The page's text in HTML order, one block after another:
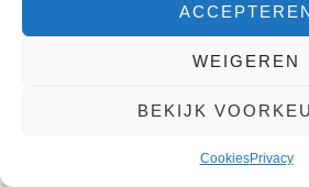
WEIGEREN
BEKIJK
CookiesPrivacy